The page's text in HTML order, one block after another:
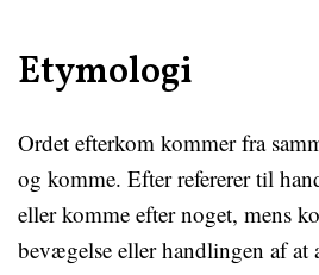
Etymologi
Ordet efterkom kommer fra
og komme. Efter refererer til
eller komme efter noget, mens
bevægelse eller handlingen af at